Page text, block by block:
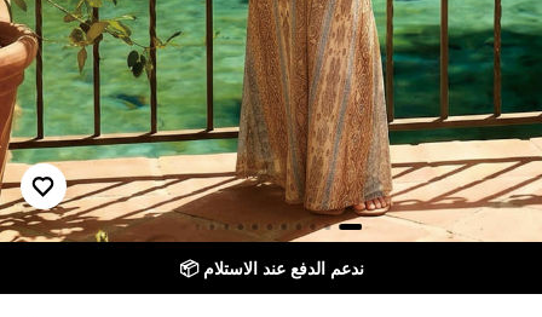
ندعم الدفع عند الاستلام 📦